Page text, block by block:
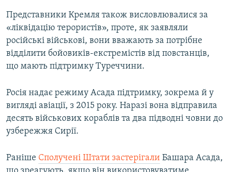
Представники Кремля також висловлювалися за
«ліквідацію терористів», проте, як заявляли
російські військові, вони вважають за потрібне
відділити бойовиків-екстремістів від повстанців,
що мають підтримку Туреччини.
Росія надає режиму Асада підтримку, зокрема й у
вигляді авіації, з 2015 року. Наразі вона відправила
десять військових кораблів та два підводні човни до
узбережжя Сирії.
Раніше Сполучені Штати застерігали Башара Асада,